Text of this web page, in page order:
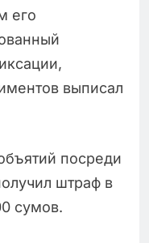
его
выписал
посреди
штраф в
сумов.